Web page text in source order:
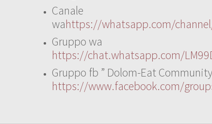
Canale
wahttps://whatsapp.com/
Gruppo wa
https://chat.whatsapp.com/
Gruppo fb ” Dolom-Eat
https://www.facebook.com/